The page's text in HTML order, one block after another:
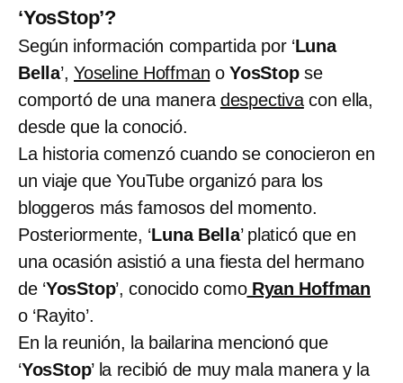
‘YosStop’?
Según información compartida por ‘Luna
Bella’, Yoseline Hoffman oYosStopse
comportó de una manera despectivacon ella,
desde que la conoció.
La historia comenzó cuando se conocieron en
un viaje que YouTube organizó para los
bloggeros más famosos del momento.
Posteriormente, ‘Luna Bella’ platicó que en
una ocasión asistió a una fiesta del hermano
de ‘YosStop’, conocido comoRyan Hoffman
o ‘Rayito’.
En la reunión, la bailarina mencionó que
‘YosStop’ la recibió de muy mala manera y la